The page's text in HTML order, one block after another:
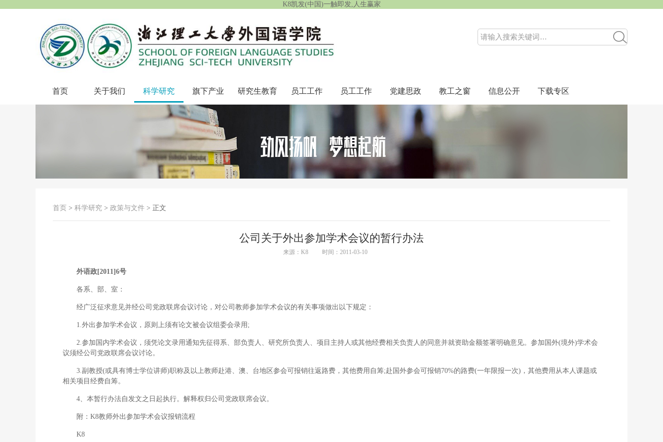
K8凯发(中国)一触即发,人生赢家
首页 关于我们 科学研究 旗下产业 研究生教育 员工工作 员工工作 党建思政 教工之窗 信息公开 下载专区
首页 > 科学研究 > 政策与文件 > 正文
公司关于外出参加学术会议的暂行办法
来源：K8 时间：2011-03-10
外语政[2011]6号
各系、部、室：
经广泛征求意见并经公司党政联席会议讨论，对公司教师参加学术会议的有关事项做出以下规定：
1.外出参加学术会议，原则上须有论文被会议组委会录用;
2.参加国内学术会议，须凭论文录用通知先征得系、部负责人、研究所负责人、项目主持人或其他经费相关负责人的同意并就资助金额签署明确意见。参加国外(境外)学术会
议须经公司党政联席会议讨论。
3.副教授(或具有博士学位讲师)职称及以上教师赴港、澳、台地区参会可报销往返路费，其他费用自筹;赴国外参会可报销70%的路费(一年限报一次)，其他费用从本人课题或
相关项目经费自筹。
4、本暂行办法自发文之日起执行。解释权归公司党政联席会议。
附：K8教师外出参加学术会议报销流程
K8